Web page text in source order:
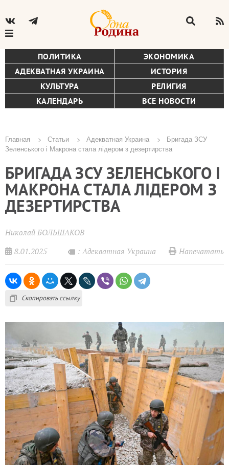
ПОЛИТИКА
ЭКОНОМИКА
АДЕКВАТНАЯ УКРАИНА
ИСТОРИЯ
КУЛЬТУРА
РЕЛИГИЯ
КАЛЕНДАРЬ
ВСЕ НОВОСТИ
Строка
навигации
Главная Статьи Адекватная Украина
Бригада ЗСУ
Зеленського і Макрона стала лідером з дезертирства
БРИГАДА ЗСУ ЗЕЛЕНСЬКОГО І
МАКРОНА СТАЛА ЛІДЕРОМ З
ДЕЗЕРТИРСТВА
Николай БОЛЬШАКОВ
8.01.2025
: Адекватная Украина Напечатать
Скопировать ссылку